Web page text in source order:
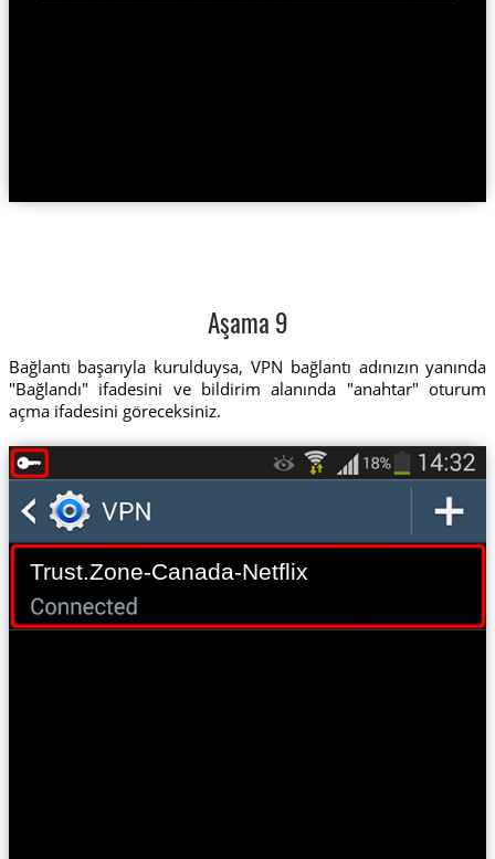
Aşama 9
Bağlantı başarıyla kurulduysa, VPN bağlantı adınızın yanında
"Bağlandı" ifadesini ve bildirim alanında "anahtar" oturum
açma ifadesini göreceksiniz.
Trust.Zone-Canada-Netflix